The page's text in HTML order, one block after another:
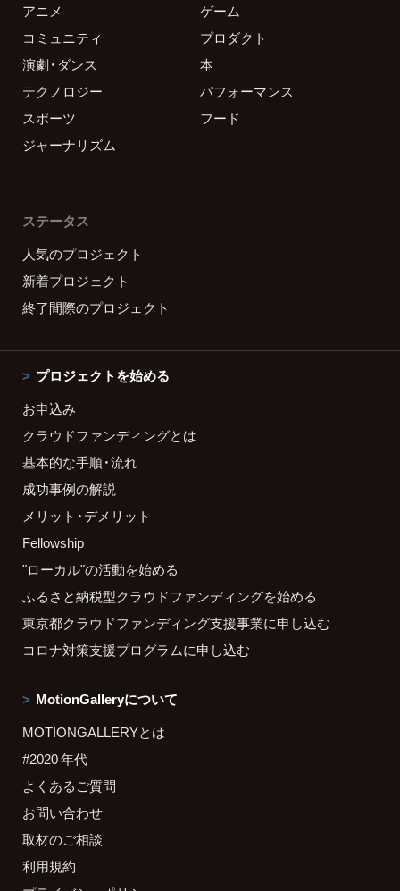
アニメ
ゲーム
コミュニティ
プロダクト
演劇・ダンス
本
テクノロジー
パフォーマンス
スポーツ
フード
ジャーナリズム
ステータス
人気のプロジェクト
新着プロジェクト
終了間際のプロジェクト
プロジェクトを始める
お申込み
クラウドファンディングとは
基本的な手順・流れ
成功事例の解説
メリット・デメリット
Fellowship
"ローカル"の活動を始める
ふるさと納税型クラウドファンディングを始める
東京都クラウドファンディング支援事業に申し込む
コロナ対策支援プログラムに申し込む
MotionGalleryについて
MOTIONGALLERYとは
#2020 年代
よくあるご質問
お問い合わせ
取材のご相談
利用規約